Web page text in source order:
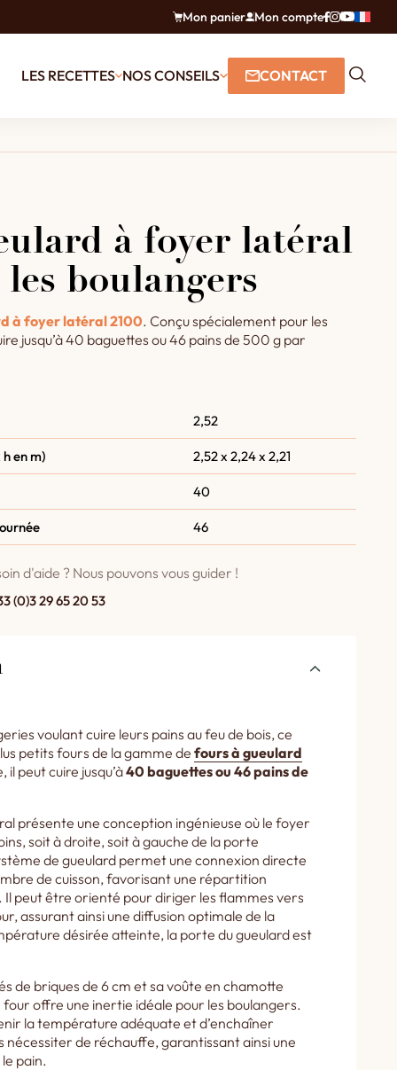
Mon panier Mon compte
LES RECETTES NOS CONSEILS CONTACT
à foyer latéral
boulangers
à foyer latéral 2100. Conçu spécialement pour les
jusqu’à 40 baguettes ou 46 pains de 500 g par
2,52
en m) 2,52 x 2,24 x 2,21
40
46
d'aide ? Nous pouvons vous guider !
(0)3 29 65 20 53
voulant cuire leurs pains au feu de bois, ce
petits fours de la gamme defours à gueulard
il peut cuire jusqu’à40 baguettes ou 46 pains de
présente une conception ingénieuse où le foyer
soit à droite, soit à gauche de la porte
de gueulard permet une connexion directe
de cuisson, favorisant une répartition
Il peut être orienté pour diriger les flammes vers
assurant ainsi une diffusion optimale de la
désirée atteinte, la porte du gueulard est
de briques de 6 cm et sa voûte en chamotte
offre une inertie idéale pour les boulangers.
la température adéquate et d’enchaîner
nécessiter de réchauffe, garantissant ainsi une
pain.